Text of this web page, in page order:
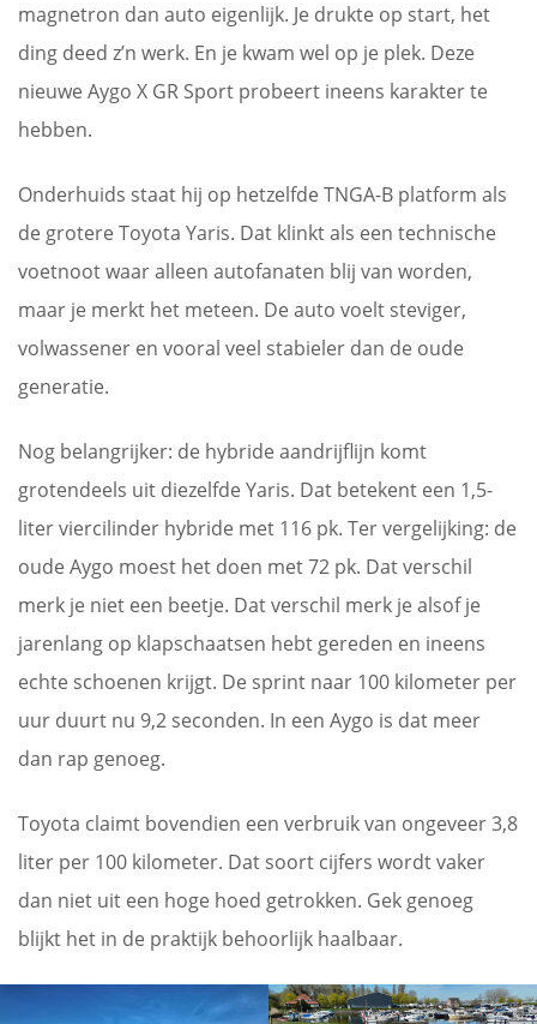
magnetron dan auto eigenlijk. Je drukte op start, het
ding deed z’n werk. En je kwam wel op je plek. Deze
nieuwe Aygo X GR Sport probeert ineens karakter te
hebben.
Onderhuids staat hij op hetzelfde TNGA-B platform als
de grotere Toyota Yaris. Dat klinkt als een technische
voetnoot waar alleen autofanaten blij van worden,
maar je merkt het meteen. De auto voelt steviger,
volwassener en vooral veel stabieler dan de oude
generatie.
Nog belangrijker: de hybride aandrijflijn komt
grotendeels uit diezelfde Yaris. Dat betekent een 1,5-
liter viercilinder hybride met 116 pk. Ter vergelijking: de
oude Aygo moest het doen met 72 pk. Dat verschil
merk je niet een beetje. Dat verschil merk je alsof je
jarenlang op klapschaatsen hebt gereden en ineens
echte schoenen krijgt. De sprint naar 100 kilometer per
uur duurt nu 9,2 seconden. In een Aygo is dat meer
dan rap genoeg.
Toyota claimt bovendien een verbruik van ongeveer 3,8
liter per 100 kilometer. Dat soort cijfers wordt vaker
dan niet uit een hoge hoed getrokken. Gek genoeg
blijkt het in de praktijk behoorlijk haalbaar.